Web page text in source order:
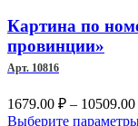
Картина по
провинции»
Арт. 10816
1679.00 ₽ – 10509.00
Выберите